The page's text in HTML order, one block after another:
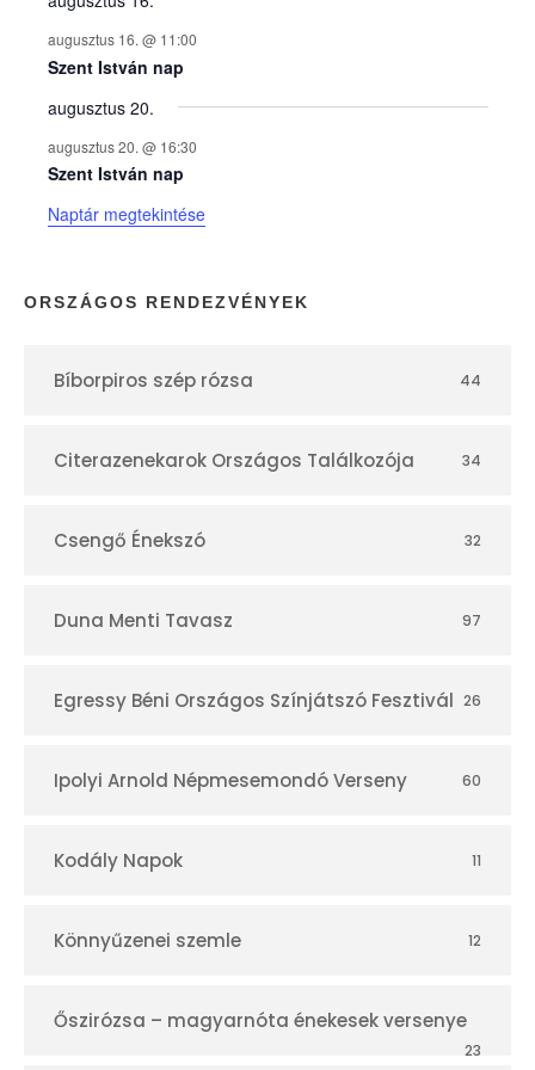
y
e
k
n
a
p
r
augusztus 16. @ 11:00
Szent István nap
augusztus 20.
augusztus 20. @ 16:30
Szent István nap
Naptár megtekintése
ORSZÁGOS RENDEZVÉNYEK
Bíborpiros szép rózsa 44
Citerazenekarok Országos Találkozója 34
Csengő Énekszó 32
Duna Menti Tavasz 97
Egressy Béni Országos Színjátszó Fesztivál 26
Ipolyi Arnold Népmesemondó Verseny 60
Kodály Napok 11
Könnyűzenei szemle 12
Őszirózsa – magyarnóta énekesek versenye
23